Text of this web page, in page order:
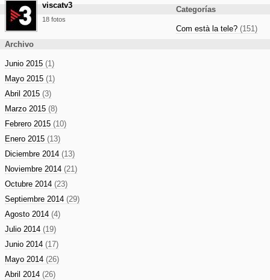
viscatv3
18 fotos
Categorías
Com està la tele? (151)
Archivo
Junio 2015 (1)
Mayo 2015 (1)
Abril 2015 (3)
Marzo 2015 (8)
Febrero 2015 (10)
Enero 2015 (13)
Diciembre 2014 (13)
Noviembre 2014 (21)
Octubre 2014 (23)
Septiembre 2014 (29)
Agosto 2014 (4)
Julio 2014 (19)
Junio 2014 (17)
Mayo 2014 (26)
Abril 2014 (26)